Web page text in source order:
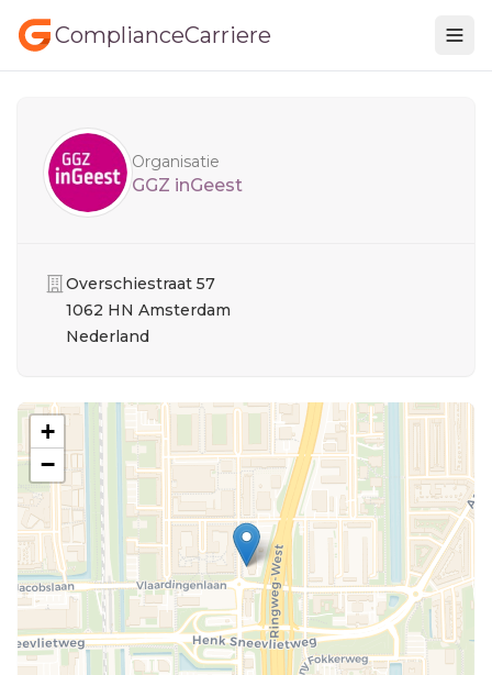
ComplianceCarriere
Organisatie
GGZ inGeest
Organisatie
Overschiestraat 57
1062 HN Amsterdam
Nederland
+
−